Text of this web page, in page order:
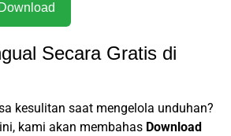
| Direct Download
Secara Gratis di
kesulitan saat mengelola unduhan?
kami akan membahas Download